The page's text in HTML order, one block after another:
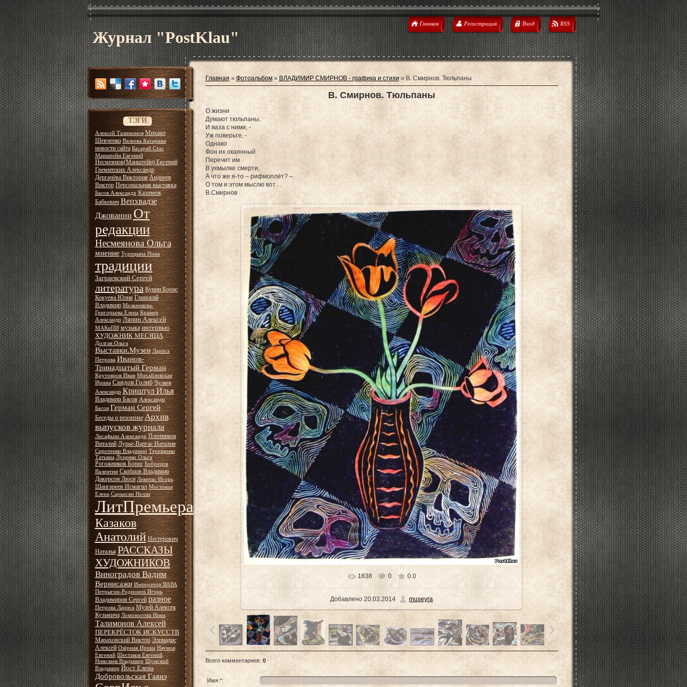
Журнал "PostKlau"
Главная Регистрация Вход RSS
ТЭГИ
Алексей Талимонов Михаил
Шевченко Валеева Катарина
новости сайта Басараб Стас
Манштейн Евгений
Несмеянов(Манштейн) Евгений
Гремитских Александр
Дергачёва Виктория Андреев
Виктор Персональная выставка
Басов Александр Казимеж
Бабкевич Вепхвадзе
ДжованниОт
редакции
Несмеянова Ольга
мнение Турицына Нина
традиции
Заграевский Сергей
литература Кунин Борис
Кокуева Юлия Глинский
Владимир Мельникова-
Григорьева Елена Крамер
Александр Ляпин Алексей
МАКиПИ музыка интервью
ХУДОЖНИК МЕСЯЦА
Долгая Ольга
Выставки.Музеи Лариса
Петрова Иванов-
Тринадцатый Герман
Крутояров Иван Михайловская
Ирина Саидов Голиб Чулков
Александр Криштул Илья
Владимир Басов Александр
Басов Герман Сергей
Беседы о реализме Архив
выпусков журнала
Лисафьин Александр Плотников
Виталий Лурье-Варгас Наталия
Сиротенко Владимир Терещенко
Татьяна Луценко Ольга
Рогожников Борис Бобрецов
Валентин Скобцов Владимир
Дикерсон Люси Левитас Игорь
Шангареев Исмагил Мостовая
Елена Саркисян Нелли
ЛитПремьера
Казаков
Анатолий Нестерович
Наталья РАССКАЗЫ
ХУДОЖНИКОВ
Виноградов Вадим
Вернисажи Император ВАВА
Петрыгин-Родионов Игорь
Владимиров Сергей разное
Петрова Лариса Музей Алексея
Кузьмича Ломоносова Нина
Талимонов Алексей
ПЕРЕКРЁСТОК ИСКУССТВ
Мараховский Виктор Элпиадис
Алексей Озёрная Ирина Наумов
Евгений Шестаков Евгений
Николаев Владимир Шумский
Владимир Йост Елена
Добровольская Гаянэ
Главная » Фотоальбом» ВЛАДИМИР СМИРНОВ - графика и стихи » В. Смирнов. Тюльпаны
В. Смирнов. Тюльпаны
О жизни
Думают тюльпаны,
И ваза с ними, -
Уж поверьте, -
Однако
Фон их окаянный
Перечит им
В ухмылке смерти,
А что же я-то – рифмоплёт? –
О том и этом мыслю вот…
В.Смирнов
1838 0 0.0
Добавлено 20.03.2014 museyra
Всего комментариев: 0
Имя *: